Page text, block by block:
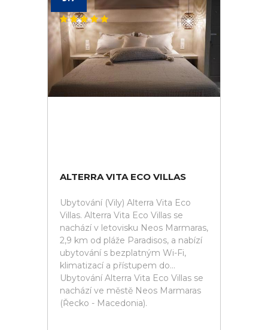
ALTERRA VITA ECO VILLAS
Ubytování (Vily) Alterra Vita Eco
Villas. Alterra Vita Eco Villas se
nachází v letovisku Neos Marmaras,
2,9 km od pláže Paradisos, a nabízí
ubytování s bezplatným Wi-Fi,
klimatizací a přístupem do...
Ubytování Alterra Vita Eco Villas se
nachází ve městě Neos Marmaras
(Řecko - Macedonia).